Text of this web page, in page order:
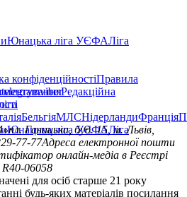
Юнацька ліга УЄФАЛіга
конфіденційностіПравила
Редакційна
telegramviber
БельгіяМЛСНідерландиФранція
Юнацька ліга УЄФАЛіга
пл. Галицька, буд. 15, м. Львів,
77-77Адреса електронної пошти
онлайн-медіа в Реєстрі
R40-06058
для осіб старше 21 року
будь-яких матеріалів посилання